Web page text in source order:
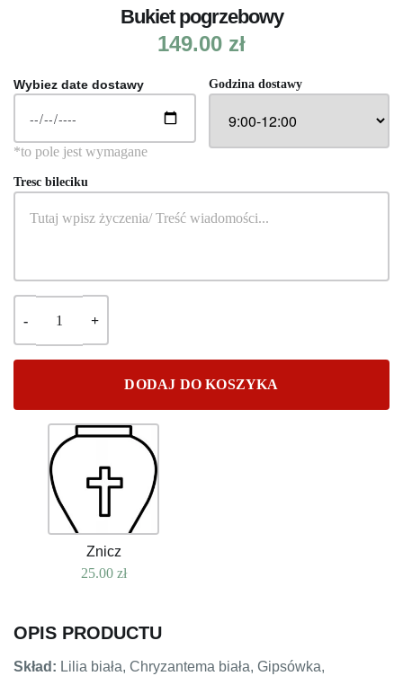
Bukiet pogrzebowy
149.00 zł
Wybiez date dostawy Godzina dostawy
Tresc bileciku
DODAJ DO KOSZYKA
Znicz
25.00 zł
OPIS PRODUCTU
Skład: Lilia biała, Chryzantema biała, Gipsówka,